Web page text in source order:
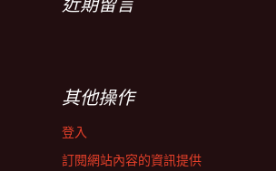
其他操作
登入
訂閱網站內容的資訊提供